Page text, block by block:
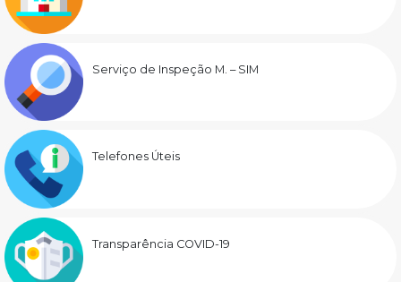
Serviço de Inspeção M. – SIM
Telefones Úteis
Transparência COVID-19